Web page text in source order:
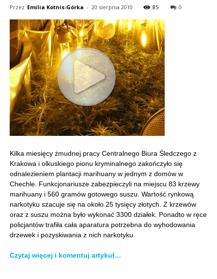
Przez Emilia Kotnis-Górka - 20 sierpnia 2010 85 0
Kilka miesięcy żmudnej pracy Centralnego Biura Śledczego z
Krakowa i olkuskiego pionu kryminalnego zakończyło się
odnalezieniem plantacji marihuany w jednym z domów w
Chechle. Funkcjonariusze zabezpieczyli na miejscu 83 krzewy
marihuany i 560 gramów gotowego suszu. Wartość rynkową
narkotyku szacuje się na około 25 tysięcy złotych. Z krzewów
oraz z suszu można było wykonać 3300 działek. Ponadto w ręce
policjantów trafiła cała aparatura potrzebna do wyhodowania
drzewek i pozyskiwania z nich narkotyku.
Czytaj więcej i komentuj artykuł…